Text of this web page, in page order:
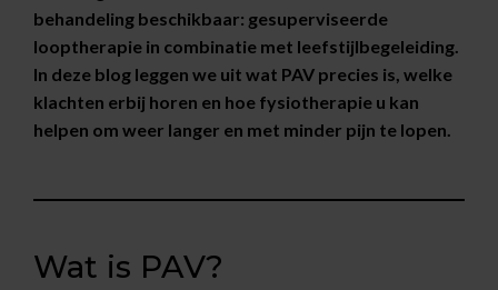
behandeling beschikbaar: gesuperviseerde
looptherapie in combinatie met leefstijlbegeleiding.
In deze blog leggen we uit wat PAV precies is, welke
klachten erbij horen en hoe fysiotherapie u kan
helpen om weer langer en met minder pijn te lopen.
Wat is PAV?